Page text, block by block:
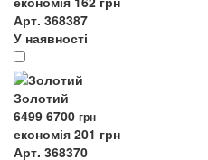
Арт. 368387
У наявності
Золотий
6499 6700 грн
економія 201 грн
Арт. 368370